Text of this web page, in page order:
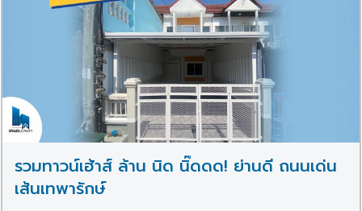
รวมทาวน์เฮ้าส์ ล้าน นิด นิ๊ดดด! ย่านดี ถนนเด่น
เส้นเทพารักษ์